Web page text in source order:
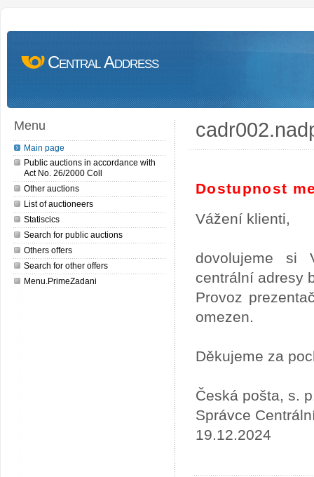
Central Address
Menu
Main page
Public auctions in accordance with
Act No. 26/2000 Coll
Other auctions
List of auctioneers
Statiscics
Search for public auctions
Others offers
Search for other offers
Menu.PrimeZadani
Dostupnost
Vážení klienti,
dovolujeme si
centrální adresy
Provoz
omezen.
Děkujeme za
Česká pošta, s.
Správce
19.12.2024